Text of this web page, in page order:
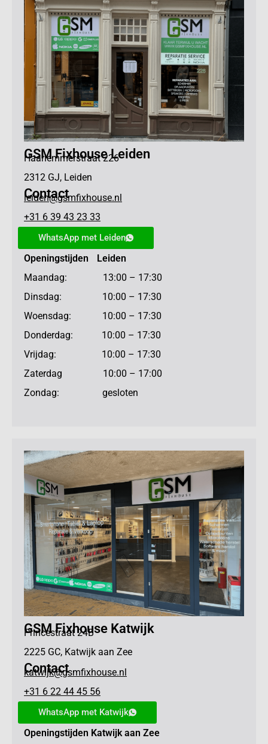
GSM Fixhouse Leiden
Haarlemmerstraat 226
2312 GJ, Leiden
Contact
leiden@gsmfixhouse.nl
+31 6 39 43 23 33
WhatsApp met Leiden
Openingstijden Leiden
Maandag: 13:00 – 17:30
Dinsdag: 10:00 – 17:30
Woensdag: 10:00 – 17:30
Donderdag: 10:00 – 17:30
Vrijdag: 10:00 – 17:30
Zaterdag 10:00 – 17:00
Zondag: gesloten
GSM Fixhouse Katwijk
Princestraat 24B
2225 GC, Katwijk aan Zee
Contact
katwijk@gsmfixhouse.nl
+31 6 22 44 45 56
WhatsApp met Katwijk
Openingstijden Katwijk aan Zee